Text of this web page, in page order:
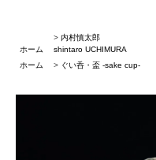
ホーム
> 内村慎太郎
shintaro UCHIMURA
ホーム
> ぐい呑・盃 -sake cup-